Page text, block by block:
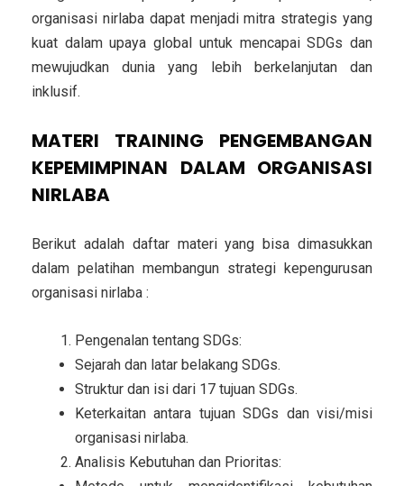
organisasi nirlaba dapat menjadi mitra strategis yang
kuat dalam upaya global untuk mencapai SDGs dan
mewujudkan dunia yang lebih berkelanjutan dan
inklusif.
MATERI TRAINING PENGEMBANGAN
KEPEMIMPINAN DALAM ORGANISASI
NIRLABA
Berikut adalah daftar materi yang bisa dimasukkan
dalam pelatihan membangun strategi kepengurusan
organisasi nirlaba :
Pengenalan tentang SDGs:
Sejarah dan latar belakang SDGs.
Struktur dan isi dari 17 tujuan SDGs.
Keterkaitan antara tujuan SDGs dan visi/misi
organisasi nirlaba.
Analisis Kebutuhan dan Prioritas: